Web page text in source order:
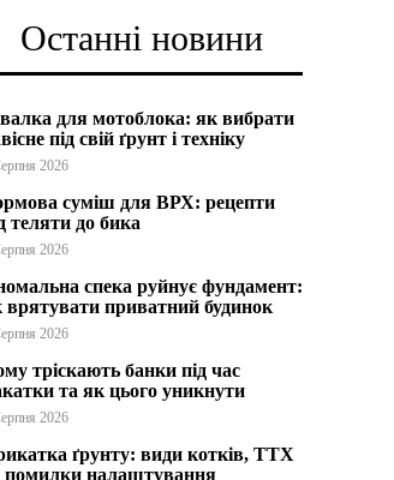
Останні новини
для мотоблока: як вибрати
під свій ґрунт і техніку
2026
суміш для ВРХ: рецепти
теляти до бика
2026
спека руйнує фундамент:
врятувати приватний будинок
2026
тріскають банки під час
та як цього уникнути
2026
ґрунту: види котків, ТТХ
помилки налаштування